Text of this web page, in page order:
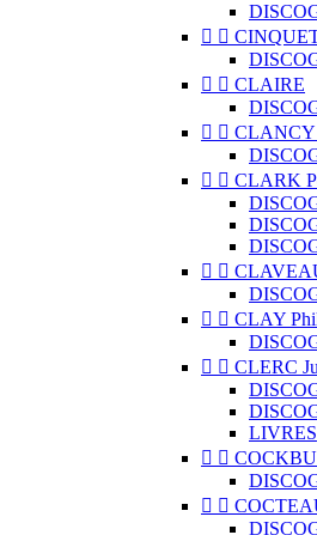
 
  CLAIRE
  CLANCY
  CLARK
 
  CLAY
  CLERC
LIVRES
 
 